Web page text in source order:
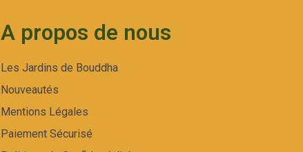
A propos de nous
Les Jardins de Bouddha
Nouveautés
Mentions Légales
Paiement Sécurisé